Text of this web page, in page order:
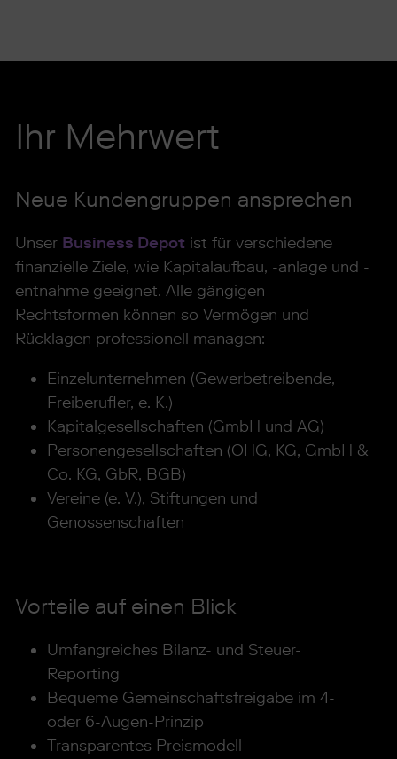
Ihr Mehrwert
Neue Kundengruppen ansprechen
Unser Business Depot ist für verschiedene
finanzielle Ziele, wie Kapitalaufbau, -anlage und -
entnahme geeignet. Alle gängigen
Rechtsformen können so Vermögen und
Rücklagen professionell managen:
Einzelunternehmen (Gewerbetreibende,
Freiberufler, e. K.)
Kapitalgesellschaften (GmbH und AG)
Personengesellschaften (OHG, KG, GmbH &
Co. KG, GbR, BGB)
Vereine (e. V.), Stiftungen und
Genossenschaften
Vorteile auf einen Blick
Umfangreiches Bilanz- und Steuer-
Reporting
Bequeme Gemeinschaftsfreigabe im 4-
oder 6-Augen-Prinzip
Transparentes Preismodell